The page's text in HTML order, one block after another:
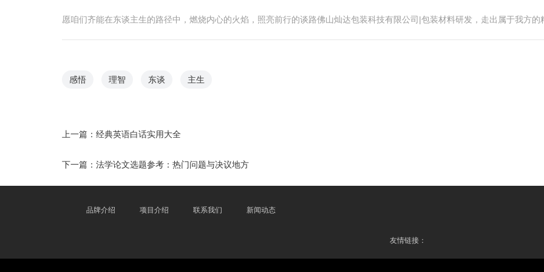
愿咱们齐能在东谈主生的路径中，燃烧内心的火焰，照亮前行的谈路佛山灿达包装科技有限公司|包装材料研发，走出属于我方的
感悟 理智 东谈 主生
上一篇： 经典英语白话实用大全
下一篇： 法学论文选题参考：热门问题与决议地方
品牌介绍 项目介绍 联系我们 新闻动态
友情链接：